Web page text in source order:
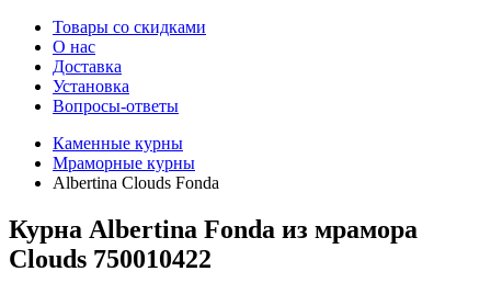
Товары со скидками
О нас
Доставка
Установка
Вопросы-ответы
Каменные курны
Мраморные курны
Albertina Clouds Fonda
Курна Albertina Fonda из мрамора
Clouds 750010422